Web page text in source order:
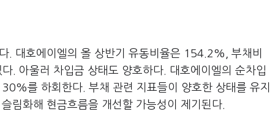
. 대호에이엘의 올 상반기 유동비율은 154.2%, 부채비
. 아울러 차입금 상태도 양호하다. 대호에이엘의 순차입
를 하회한다. 부채 관련 지표들이 양호한 상태를 유지
림화해 현금흐름을 개선할 가능성이 제기된다.